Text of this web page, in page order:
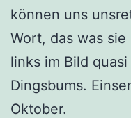
können uns
Wort, das was
links im Bild
Dingsbums.
Oktober.